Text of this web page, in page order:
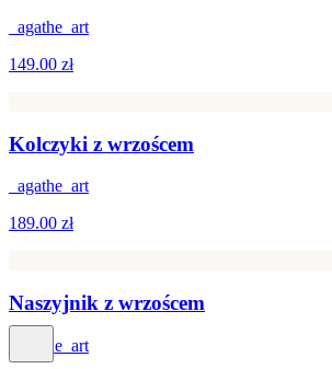
_agathe_art
149.00 zł
Kolczyki z wrzoścem
_agathe_art
189.00 zł
Naszyjnik z wrzoścem
_agathe_art